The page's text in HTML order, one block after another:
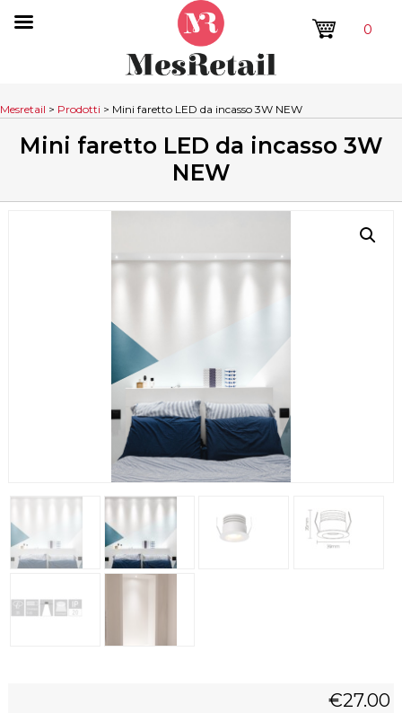
0
Mesretail > Prodotti > Mini faretto LED da incasso 3W NEW
Mini faretto LED da incasso 3W
NEW
€27.00